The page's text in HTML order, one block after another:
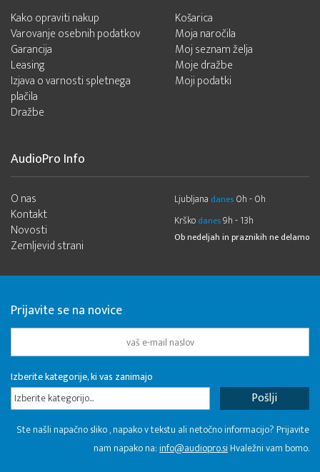
Kako opraviti nakup
Varovanje osebnih podatkov
Garancija
Leasing
Izjava o varnosti spletnega
plačila
Dražbe
Košarica
Moja naročila
Moj seznam želja
Moje dražbe
Moji podatki
AudioPro Info
O nas
Kontakt
Novosti
Zemljevid strani
Ljubljana danes 0h - 0h
Krško danes9h - 13h
Ob nedeljah in praznikih ne delamo
Prijavite se na novice
Izberite kategorije, ki vas zanimajo
Izberite kategorijo...
Ste našli napačno sliko , napako v tekstu ali netočno informacijo? Prijavite
nam napako na:info@audiopro.siHvaležni vam bomo.